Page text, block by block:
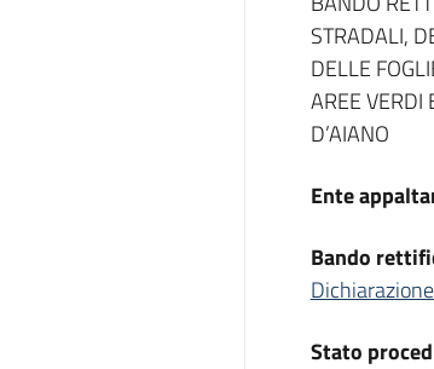
STRADALI,
DELLE
AREE VERDI
D’AIANO
Ente
Bando
Stato